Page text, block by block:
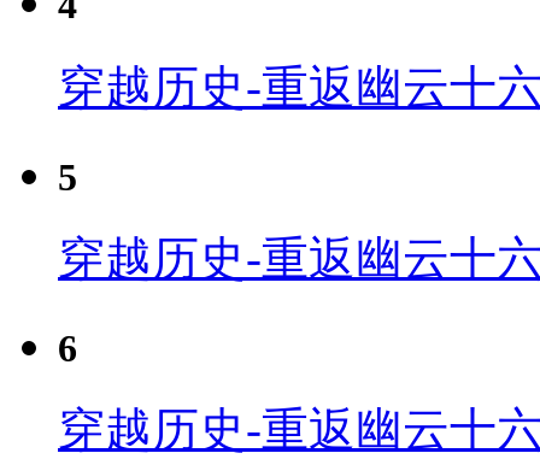
穿越历史-重返幽云十
5
穿越历史-重返幽云十
6
穿越历史-重返幽云十